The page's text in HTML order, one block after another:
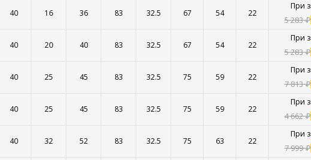
40 16 36 83 32.5 67 54 22
5 283₽
40 20 40 83 32.5 67 54 22
5 283₽
40 25 45 83 32.5 75 59 22
7 813₽
40 25 45 83 32.5 75 59 22
4 662₽
40 32 52 83 32.5 75 63 22
7 999₽